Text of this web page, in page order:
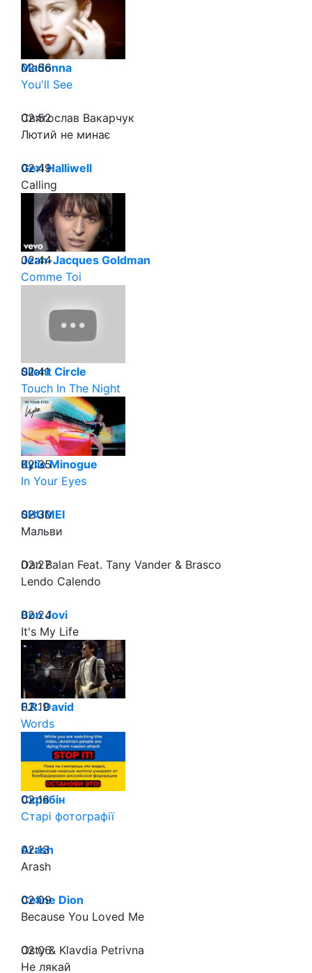
02:56
Madonna
You'll See
02:52
Святослав Вакарчук
Лютий не минає
02:49
Geri Halliwell
Calling
02:44
Jean-Jacques Goldman
Comme Toi
02:41
Silent Circle
Touch In The Night
02:35
Kylie Minogue
In Your Eyes
02:30
SHUMEI
Мальви
02:27
Dan Balan Feat. Tany Vander & Brasco
Lendo Calendo
02:24
Bon Jovi
It's My Life
02:19
F.R. David
Words
02:16
Скрябін
Старі фотографії
02:13
Arash
Arash
02:09
Celine Dion
Because You Loved Me
02:06
Osty & Klavdia Petrivna
Не лякай